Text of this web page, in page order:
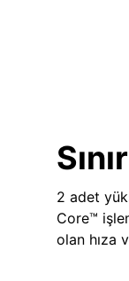
2 adet
Core™
olan hıza